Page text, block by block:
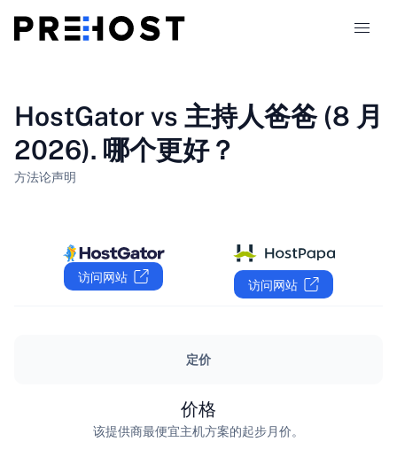
对比
HostGator vs 主持人爸爸 (8 月
2026). 哪个更好？
方法论声明
访问网站
访问网站
定价
价格
该提供商最便宜主机方案的起步月价。